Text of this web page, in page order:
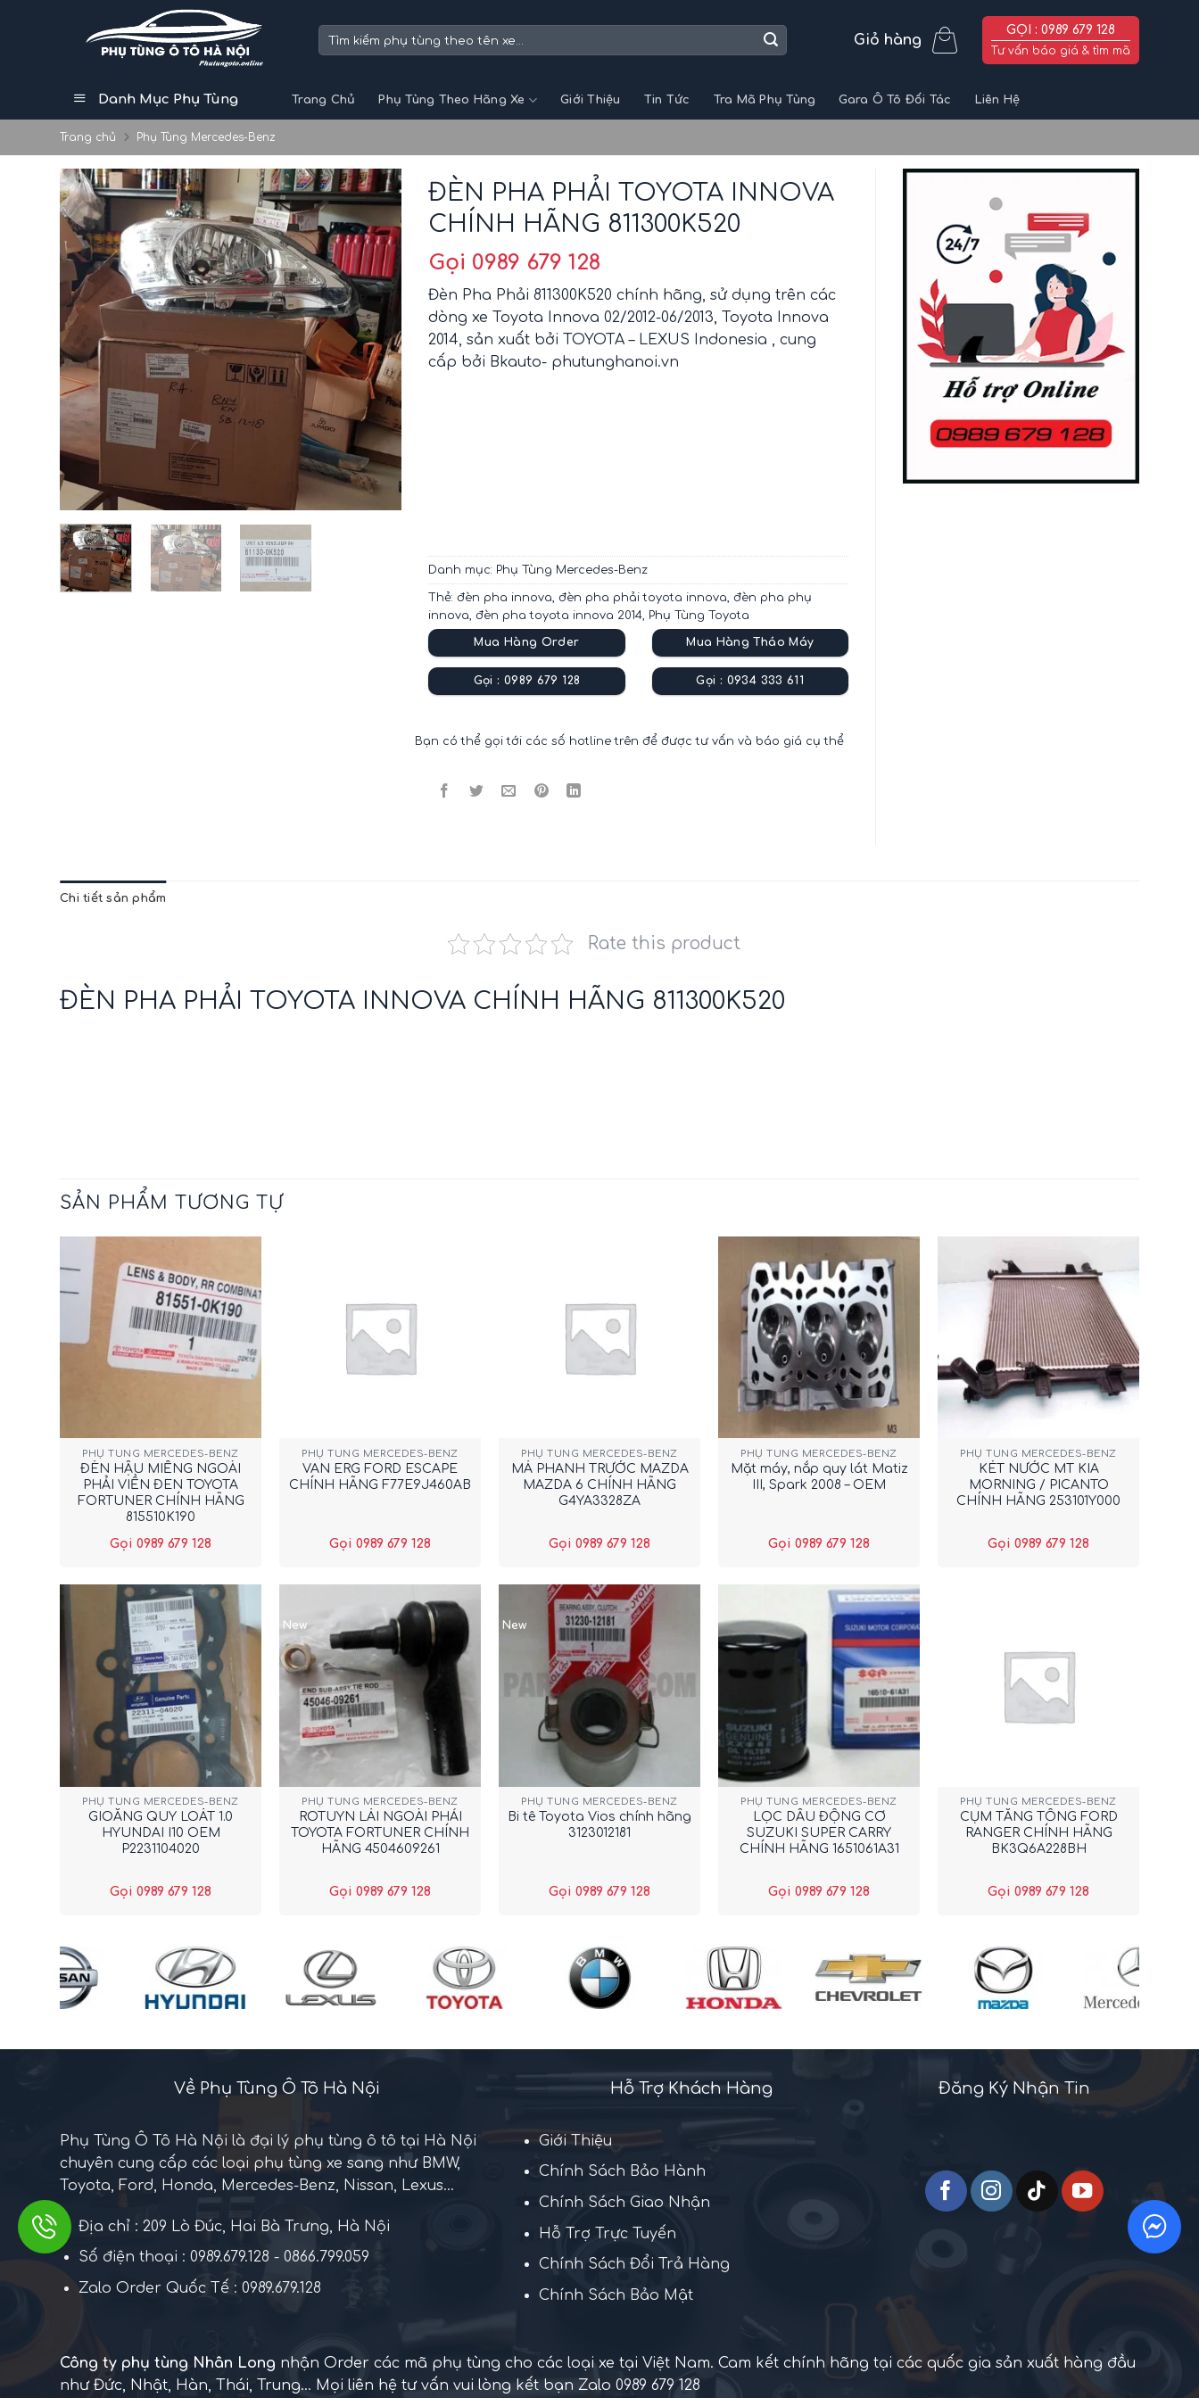
Tìm
Giỏ hàng
GỌI : 0989 679 128
Tư vấn báo giá & tìm mã
Danh Mục Phụ Tùng Trang Chủ Phụ Tùng Theo Hãng Xe Giới Thiệu Tin Tức Tra Mã Phụ Tùng Gara Ô Tô Đối Tác Liên Hệ
Trang chủ Phụ Tùng Mercedes-Benz
ĐÈN PHA PHẢI TOYOTA INNOVA
CHÍNH HÃNG 811300K520
Gọi 0989 679 128
Đèn Pha Phải 811300K520 chính hãng, sử dụng trên các
dòng xe Toyota Innova 02/2012-06/2013, Toyota Innova
2014, sản xuất bởi TOYOTA – LEXUS Indonesia , cung
cấp bởi Bkauto- phutunghanoi.vn
Danh mục: Phụ Tùng Mercedes-Benz
Thẻ:đèn pha innova ,đèn pha phải toyota innova ,đèn pha phụ
innova ,đèn pha toyota innova 2014 Phụ Tùng Toyota
Mua Hàng Order
Gọi : 0989 679 128
Mua Hàng Tháo Máy
Gọi : 0934 333 611
Bạn có thể gọi tới các số hotline trên để được tư vấn và báo giá cụ thể
Chi tiết sản phẩm
Rate this product
ĐÈN PHA PHẢI TOYOTA INNOVA CHÍNH HÃNG 811300K520
SẢN PHẨM TƯƠNG TỰ
PHỤ TÙNG MERCEDES-BENZ
ĐÈN HẬU MIẾNG NGOÀI
PHẢI VIỀN ĐEN TOYOTA
FORTUNER CHÍNH HÃNG
815510K190
Gọi 0989 679 128
PHỤ TÙNG MERCEDES-BENZ
VAN ERG FORD ESCAPE
CHÍNH HÃNG F77E9J460AB
Gọi 0989 679 128
PHỤ TÙNG MERCEDES-BENZ
MÁ PHANH TRƯỚC MAZDA
MAZDA 6 CHÍNH HÃNG
G4YA3328ZA
Gọi 0989 679 128
PHỤ TÙNG MERCEDES-BENZ
Mặt máy, nắp quy lát Matiz
III, Spark 2008 – OEM
Gọi 0989 679 128
PHỤ TÙNG MERCEDES-BENZ
KÉT NƯỚC MT KIA
MORNING / PICANTO
CHÍNH HÃNG 253101Y000
Gọi 0989 679 128
PHỤ TÙNG MERCEDES-BENZ
GIOĂNG QUY LOÁT 1.0
HYUNDAI I10 OEM
P2231104020
Gọi 0989 679 128
New
PHỤ TÙNG MERCEDES-BENZ
ROTUYN LÁI NGOÀI PHẢI
TOYOTA FORTUNER CHÍNH
HÃNG 4504609261
Gọi 0989 679 128
New
PHỤ TÙNG MERCEDES-BENZ
Bi tê Toyota Vios chính hãng
3123012181
Gọi 0989 679 128
PHỤ TÙNG MERCEDES-BENZ
LỌC DẦU ĐỘNG CƠ
SUZUKI SUPER CARRY
CHÍNH HÃNG 1651061A31
Gọi 0989 679 128
PHỤ TÙNG MERCEDES-BENZ
CỤM TĂNG TỔNG FORD
RANGER CHÍNH HÃNG
BK3Q6A228BH
Gọi 0989 679 128
Về Phụ Tùng Ô Tô Hà Nội
Phụ Tùng Ô Tô Hà Nội là đại lý phụ tùng ô tô tại Hà Nội
chuyên cung cấp các loại phụ tùng xe sang như BMW,
Toyota, Ford, Honda, Mercedes-Benz, Nissan, Lexus...
Địa chỉ : 209 Lò Đúc, Hai Bà Trưng, Hà Nội
Số điện thoại : 0989.679.128 - 0866.799.059
Zalo Order Quốc Tế : 0989.679.128
Hỗ Trợ Khách Hàng
Giới Thiệu
Chính Sách Bảo Hành
Chính Sách Giao Nhận
Hỗ Trợ Trực Tuyến
Chính Sách Đổi Trả Hàng
Chính Sách Bảo Mật
Đăng Ký Nhận Tin
Công ty phụ tùng Nhân Long nhận Order các mã phụ tùng cho các loại xe tại Việt Nam. Cam kết chính hãng tại các quốc gia sản xuất hàng đầu
như Đức, Nhật, Hàn, Thái, Trung... Mọi liên hệ tư vấn vui lòng kết bạn Zalo 0989 679 128